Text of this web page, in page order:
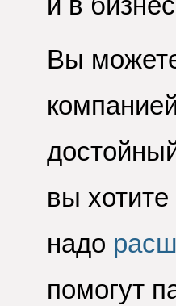
Вы
вы
надо
помогут